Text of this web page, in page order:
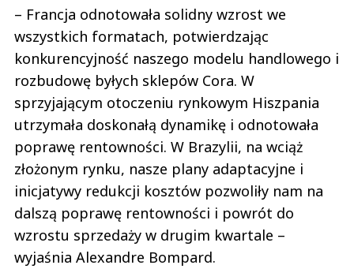
– Francja odnotowała solidny wzrost we
wszystkich formatach, potwierdzając
konkurencyjność naszego modelu handlowego i
rozbudowę byłych sklepów Cora. ​​W
sprzyjającym otoczeniu rynkowym Hiszpania
utrzymała doskonałą dynamikę i odnotowała
poprawę rentowności. W Brazylii, na wciąż
złożonym rynku, nasze plany adaptacyjne i
inicjatywy redukcji kosztów pozwoliły nam na
dalszą poprawę rentowności i powrót do
wzrostu sprzedaży w drugim kwartale –
wyjaśnia Alexandre Bompard.